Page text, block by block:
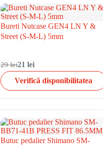
Bureti Nutcase GEN4 LN Y &
Street (S-M-L) 5mm
29 lei21 lei
Verifică disponibilitatea
Butuc pedalier Shimano SM-